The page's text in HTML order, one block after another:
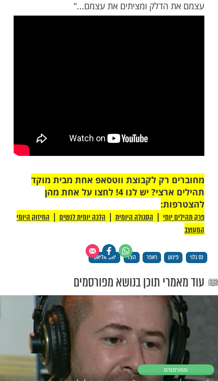
נס גלוי!
ומציתים את עצמם..."
רק לקבוצת ווטסאפ אחת מבית מוקד
תהילים ארצי? יש לנו 4! לחצו על אחת מהן